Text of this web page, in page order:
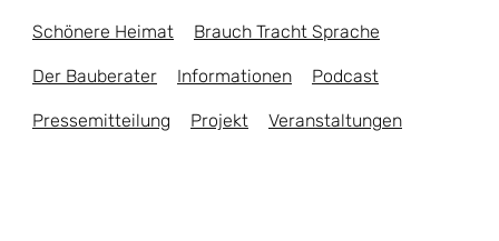
Schönere Heimat Brauch Tracht Sprache
Der Bauberater Informationen Podcast
Pressemitteilung Projekt Veranstaltungen